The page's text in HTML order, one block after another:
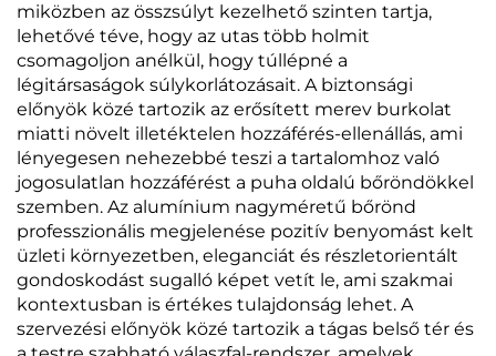
miközben az összsúlyt kezelhető szinten tartja,
lehetővé téve, hogy az utas több holmit
csomagoljon anélkül, hogy túllépné a
légitársaságok súlykorlátozásait. A biztonsági
előnyök közé tartozik az erősített merev burkolat
miatti növelt illetéktelen hozzáférés-ellenállás, ami
lényegesen nehezebbé teszi a tartalomhoz való
jogosulatlan hozzáférést a puha oldalú bőröndökkel
szemben. Az alumínium nagyméretű bőrönd
professzionális megjelenése pozitív benyomást kelt
üzleti környezetben, eleganciát és részletorientált
gondoskodást sugalló képet vetít le, ami szakmai
kontextusban is értékes tulajdonság lehet. A
szervezési előnyök közé tartozik a tágas belső tér és